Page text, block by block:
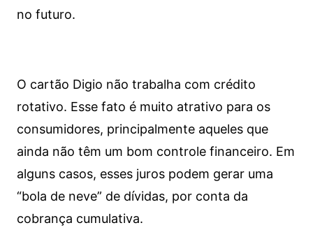
no futuro.
O cartão Digio não trabalha com crédito
rotativo. Esse fato é muito atrativo para os
consumidores, principalmente aqueles que
ainda não têm um bom controle financeiro. Em
alguns casos, esses juros podem gerar uma
“bola de neve” de dívidas, por conta da
cobrança cumulativa.